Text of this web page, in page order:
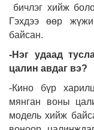
бичлэг хийж
Гэхдээ өөр
байсан.
-Нэг удаад
цалин авдаг вэ?
-Кино бүр
мянган воны
модель хийж